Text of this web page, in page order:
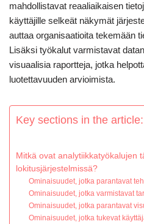
mahdollistavat reaaliaikaisen
käyttäjille selkeät näkymät
auttaa organisaatioita tekemään
Lisäksi työkalut varmistavat
visuaalisia raportteja, jotka
luotettavuuden arvioimista.
Key sections in the article:
Mitkä ovat analytiikkatyökalujen
lokitusjärjestelmissä?
Ominaisuudet, jotka parantavat
Ominaisuudet, jotka varmistavat
Ominaisuudet, jotka parantavat
Ominaisuudet, jotka tukevat